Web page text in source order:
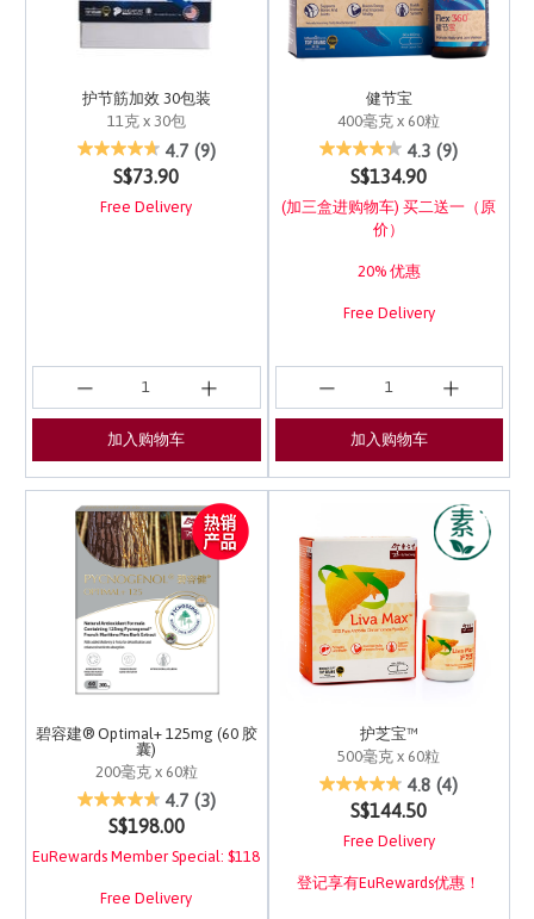
护节筋加效 30包装
11克 x 30包
4.1 out of 5 Customer Rating
4.7 (9)
S$73.90
Free Delivery
加入购物车
健节宝
400毫克 x 60粒
3.1 out of 5 Customer
4.3 (9)
S$134.90
(加三盒进购物车) 买二送一（原
价）
20% 优惠
Free Delivery
加入购物车
碧容建® Optimal+ 125mg (60 胶
囊)
200毫克 x 60粒
4.9 out of 5 Customer Rating
4.7 (3)
S$198.00
EuRewards Member Special: $118
Free Delivery
护芝宝™
500毫克 x 60粒
3.8 out of 5 Customer
4.8 (4)
S$144.50
Free Delivery
登记享有EuRewards优惠！